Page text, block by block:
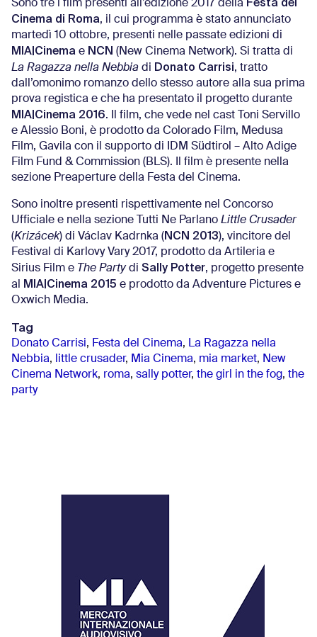
Sono tre i film presenti all’edizione 2017 della
Cinema di Roma, il cui programma è stato annunciato
martedì 10 ottobre, presenti nelle passate edizioni di
MIA|Cinema e NCN (New Cinema Network). Si tratta di
La Ragazza nella Nebbia di Donato Carrisi, tratto
dall’omonimo romanzo dello stesso autore alla sua prima
prova registica e che ha presentato il progetto durante
MIA|Cinema 2016. Il film, che vede nel cast Toni Servillo
e Alessio Boni, è prodotto da Colorado Film, Medusa
Film, Gavila con il supporto di IDM Südtirol – Alto Adige
Film Fund & Commission (BLS). Il film è presente nella
sezione Preaperture della Festa del Cinema.
Sono inoltre presenti rispettivamente nel Concorso
Ufficiale e nella sezione Tutti Ne Parlano Little Crusader
(Krizácek) di Václav Kadrnka (NCN 2013), vincitore del
Festival di Karlovy Vary 2017, prodotto da Artileria e
Sirius Film e The Party di Sally Potter, progetto presente
al MIA|Cinema 2015 e prodotto da Adventure Pictures e
Oxwich Media.
Tag
Donato Carrisi, Festa del Cinema, La Ragazza nella
Nebbia, little crusader, Mia Cinema, mia market, New
Cinema Network, roma, sally potter, the girl in the fog, the
party